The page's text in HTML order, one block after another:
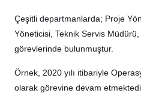
Çeşitli departmanlarda; Proje
Yöneticisi, Teknik Servis
görevlerinde bulunmuştur.
Örnek, 2020 yılı itibariyle
olarak görevine devam